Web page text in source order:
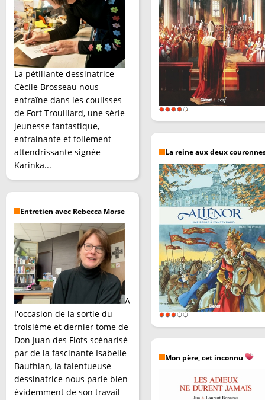
La pétillante dessinatrice
Cécile Brosseau nous
entraîne dans les coulisses
de Fort Trouillard, une série
jeunesse fantastique,
entrainante et follement
attendrissante signée
Karinka...
Entretien avec Rebecca Morse
A
l'occasion de la sortie du
troisième et dernier tome de
Don Juan des Flots scénarisé
par de la fascinante Isabelle
Bauthian, la talentueuse
dessinatrice nous parle bien
évidemment de son travail
La reine aux deux
Mon père, cet inconnu